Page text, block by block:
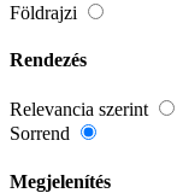
Földrajzi
Rendezés
Relevancia szerint
Sorrend
Megjelenítés